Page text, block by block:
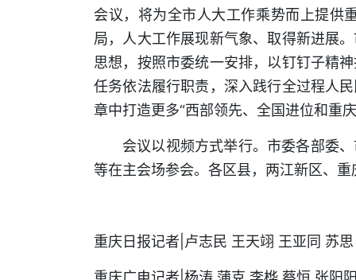
会议，将为全市人大工作乘势而上提供
局，人大工作展现新气象、取得新进展
思想，按照市委统一安排，以钉钉子精
任务依法履行职责，深入践行全过程人
章中打造更多“西部领先、全国进位和重
会议以视频方式举行。市委各部委
等在主会场参会。各区县，两江新区、
重庆日报记者|卢志民 王天翊 王亚同 苏